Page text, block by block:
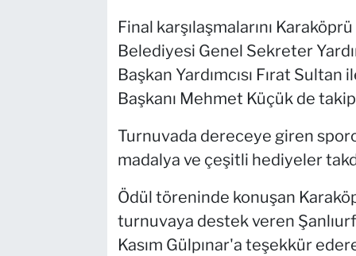
Final karşılaşmalarını
Belediyesi Genel Sekreter
Başkan Yardımcısı Fırat
Başkanı Mehmet Küçük de
Turnuvada dereceye giren
madalya ve çeşitli hediyeler
Ödül töreninde konuşan
turnuvaya destek veren
Kasım Gülpınar'a teşekkür